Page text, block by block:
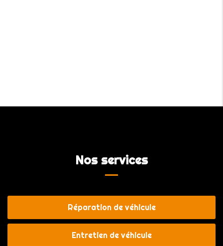
Nos services
Réparation de véhicule
Entretien de véhicule